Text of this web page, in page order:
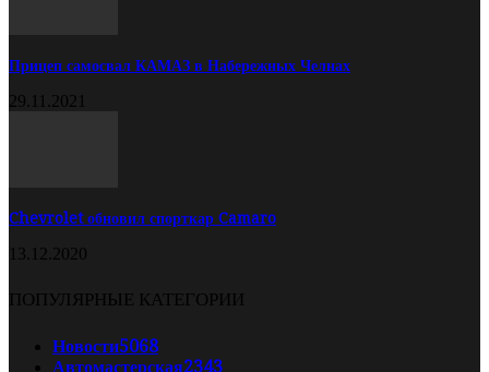
Прицеп самосвал КАМАЗ в Набережных Челнах
29.11.2021
Chevrolet обновил спорткар Camaro
13.12.2020
ПОПУЛЯРНЫЕ КАТЕГОРИИ
Новости5068
Автомастерская2343